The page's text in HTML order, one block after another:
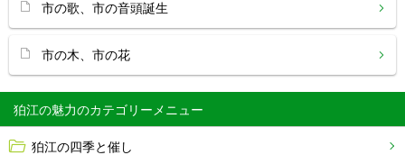
狛江の魅力
狛江の四季と催し
市の歌、市の音頭誕生
市の木、市の花